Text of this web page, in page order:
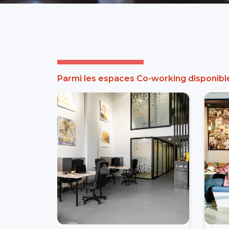
Parmi les espaces Co-working